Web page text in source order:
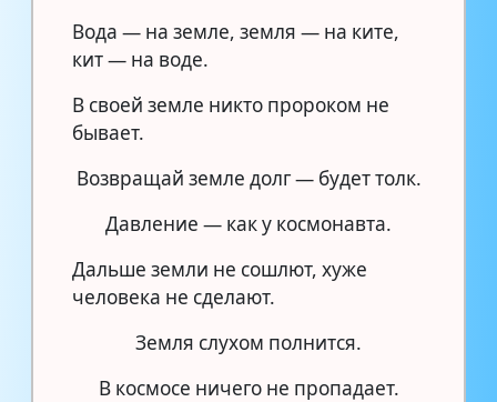
Вода — на земле, земля — на ките,
кит — на воде.
В своей земле никто пророком не
бывает.
Возвращай земле долг — будет толк.
Давление — как у космонавта.
Дальше земли не сошлют, хуже
человека не сделают.
Земля слухом полнится.
В космосе ничего не пропадает.